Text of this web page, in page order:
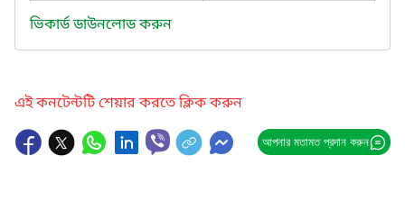
ভিকার্ড ডাউনলোড করুন
এই কনটেন্টটি শেয়ার করতে ক্লিক করুন
আপনার মতামত প্রদান করুন